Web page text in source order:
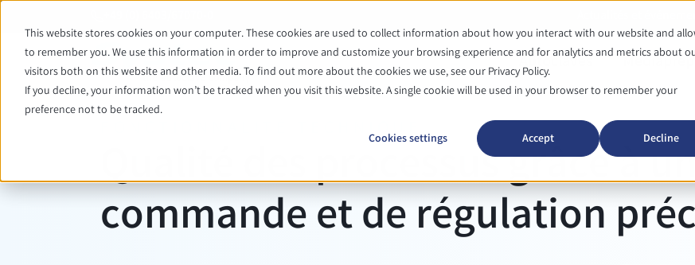
This website stores cookies on your computer. These cookies are used to collect information about how you interact with our website and
to remember you. We use this information in order to improve and customize your browsing experience and for analytics and metrics about
visitors both on this website and other media. To find out more about the cookies we use, see our Privacy Policy.
If you decline, your information won’t be tracked when you visit this website. A single cookie will be used in your browser to remember your
preference not to be tracked.
Cookies settings
Accept Decline
Autoclaves
FONCTIONNALITÉ TECHNIQUE
Qualité des processus grâce à
commande et de régulation